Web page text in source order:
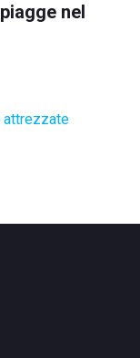
nel
attrezzate